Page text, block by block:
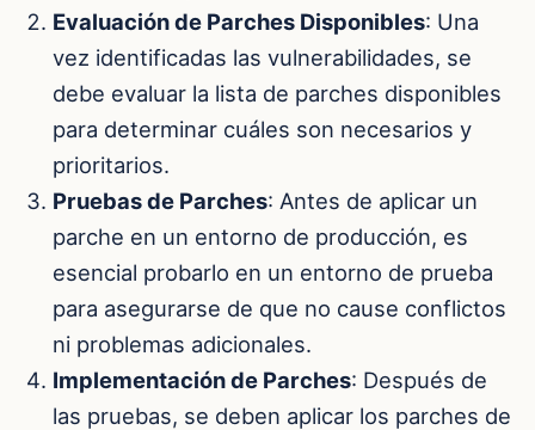
Evaluación de Parches Disponibles: Una
vez identificadas las vulnerabilidades, se
debe evaluar la lista de parches disponibles
para determinar cuáles son necesarios y
prioritarios.
Pruebas de Parches: Antes de aplicar un
parche en un entorno de producción, es
esencial probarlo en un entorno de prueba
para asegurarse de que no cause conflictos
ni problemas adicionales.
Implementación de Parches: Después de
las pruebas, se deben aplicar los parches de